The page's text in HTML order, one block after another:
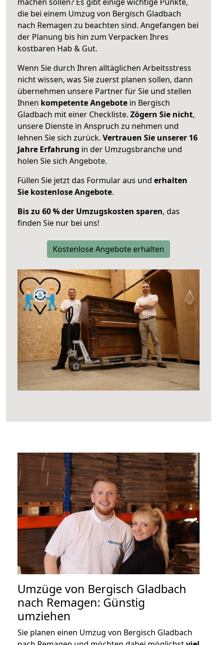
die bei einem Umzug von Bergisch Gladbach
nach Remagen zu beachten sind. Angefangen bei
der Planung bis hin zum Verpacken Ihres
kostbaren Hab & Gut.
Wenn Sie durch Ihren alltäglichen Arbeitsstress
nicht wissen, was Sie zuerst planen sollen, dann
übernehmen unsere Partner für Sie und stellen
Ihnen kompetente Angebote in Bergisch
Gladbach mit einer Checkliste. Zögern Sie nicht,
unsere Dienste in Anspruch zu nehmen und
lehnen Sie sich zurück. Vertrauen Sie unserer 16
Jahre Erfahrung in der Umzugsbranche und
holen Sie sich Angebote.
Füllen Sie jetzt das Formular aus und erhalten
Sie kostenlose Angebote.
Bis zu 60 % der Umzugskosten sparen, das
finden Sie nur bei uns!
Kostenlose Angebote erhalten
Umzüge von Bergisch Gladbach
nach Remagen: Günstig
umziehen
Sie planen einen Umzug von Bergisch Gladbach